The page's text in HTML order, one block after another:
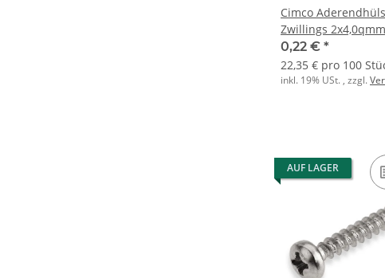
Cimco
Zwillings
0,22 € *
22,35 € pro 100
inkl. 19% USt. , zzgl.
AUF LAGER